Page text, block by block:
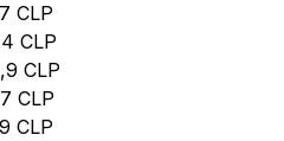
CLP
CLP
CLP
CLP
CLP